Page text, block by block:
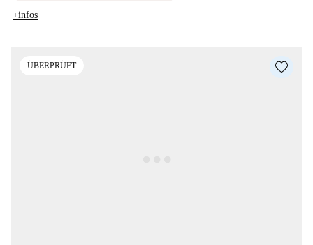
+infos
ÜBERPRÜFT